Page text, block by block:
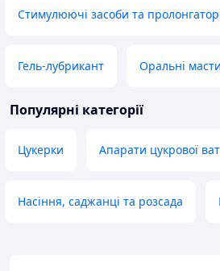
Стимулюючі засоби та
Гель-лубрикант Оральні
Популярні категорії
Цукерки Апарати цукрової
Насіння, саджанці та розсада